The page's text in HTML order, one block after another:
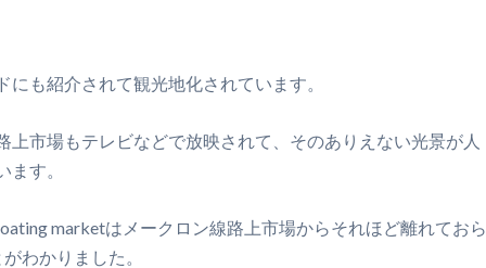
にも紹介されて観光地化されています。
上市場もテレビなどで放映されて、そのありえない光景が人
す。
marketはメークロン線路上市場からそれほど離れておら
わかりました。